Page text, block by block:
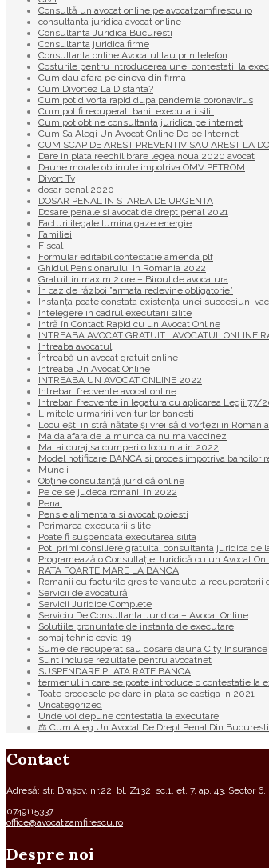
Consultă un avocat online pe avocatzamfirescu.ro
consultanta juridica avocat online
Consultanta Juridica Bucuresti
Consultanta juridica firme
Consultanta online Avocatul tau prin telefon
Costurile pentru introducerea unei contestatii la
Cum dau afara pe cineva din firma
Cum Divortez La Distanta?
Cum pot divorta rapid dupa pandemia coronavirus
Cum pot fi recuperati banii executati silit
Cum pot obtine consultanta juridica pe internet
Cum Sa Alegi Un Avocat Online De pe Internet
CUM SCAP DE AREST PREVENTIV SAU AREST LA
Dare in plata reechilibrare legea noua 2020 avocat
Daune morale obtinute impotriva OMV PETROM
Divort Tv
dosar penal 2020
DOSAR PENAL IN STAREA DE URGENTA
Dosare penale si avocat de drept penal 2021
Facturi ilegale lumina gaze energie
Familiei
Fiscal
Formular editabil contestatie amenda plf
Ghidul Pensionarului In Romania 2022
Gratuit in maxim 2 ore – Biroul de avocatura
În caz de război ”armata redevine obligatorie”
Instanța poate constata existenţa unei succesiuni
Intelegere in cadrul executarii silite
Intră în Contact Rapid cu un Avocat Online
INTREABA AVOCAT GRATUIT : AVOCATUL ONLINE
Intreaba avocatul
Întreabă un avocat gratuit online
Intreaba Un Avocat Online
INTREABA UN AVOCAT ONLINE 2022
Intrebari frecvente avocat online
Intrebari frecvente in legatura cu aplicarea Legii 77/
Limitele urmaririi veniturilor banesti
Locuiești în străinătate și vrei să divorțezi in Romania
Ma da afara de la munca ca nu ma vaccinez
Mai ai curaj sa cumperi o locuinta in 2022
Model notificare BANCA si proces impotriva bancilor
Muncii
Obține consultanță juridică online
Pe ce se judeca romanii in 2022
Penal
Pensie alimentara si avocat ploiesti
Perimarea executarii silite
Poate fi suspendata executarea silita
Poti primi consiliere gratuita, consultanta juridica de
Programează o Consultație Juridică cu un Avocat
RATA FOARTE MARE LA BANCA
Romanii cu facturile gresite vandute la recuperatorii
Servicii de avocatură
Servicii Juridice Complete
Serviciu De Consultanta Juridica – Avocat Online
Solutiile pronuntate de instanta de executare
somaj tehnic covid-19
Sume de recuperat sau dosare dauna City Insurance
Sunt incluse rezultate pentru avocatnet
SUSPENDARE PLATA RATE BANCA
termenul in care se poate introduce o contestatie la
Toate procesele pe dare in plata se castiga in 2021
Uncategorized
Unde voi depune contestatia la executare
⚖ Cum Aleg Un Avocat De Drept Penal Din Bucuresti
Contact
Adresă: str. Brașov, nr.22, bl. Z132, sc.1, et. 7, ap. 43, Sector
0749115337
office@avocatzamfirescu.ro
Despre noi